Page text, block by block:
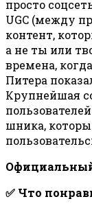
просто
UGC (между
контент,
а не ты или
времена,
Питера
Крупнейшая
шника,
✅ Что